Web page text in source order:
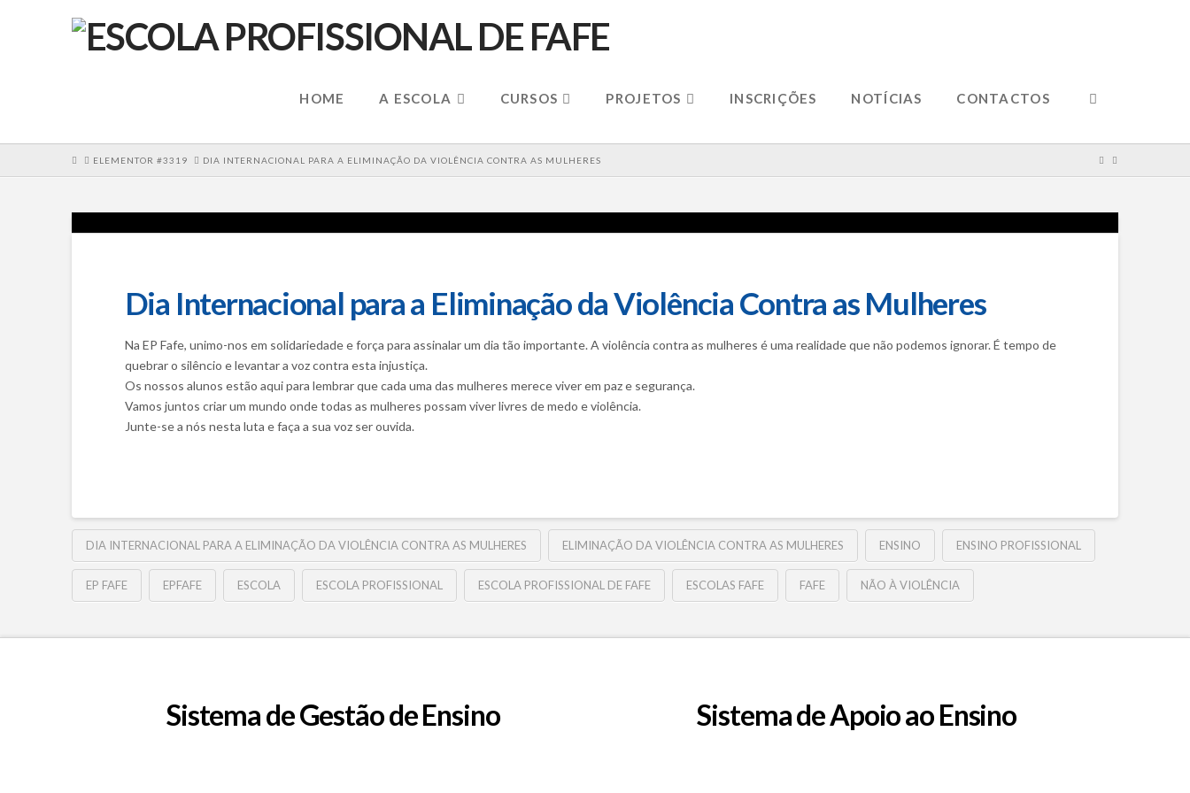
HOME A ESCOLA CURSOS PROJETOS INSCRIÇÕES NOTÍCIAS CONTACTOS
HOMEELEMENTOR #3319 DIA INTERNACIONAL PARA A ELIMINAÇÃO DA VIOLÊNCIA CONTRA AS MULHERES
Dia Internacional para a Eliminação da Violência Contra as Mulheres
Na EP Fafe, unimo-nos em solidariedade e força para assinalar um dia tão importante. A violência contra as mulheres é uma realidade que não podemos ignorar. É tempo de
quebrar o silêncio e levantar a voz contra esta injustiça.
Os nossos alunos estão aqui para lembrar que cada uma das mulheres merece viver em paz e segurança.
Vamos juntos criar um mundo onde todas as mulheres possam viver livres de medo e violência.
Junte-se a nós nesta luta e faça a sua voz ser ouvida.
DIA INTERNACIONAL PARA A ELIMINAÇÃO DA VIOLÊNCIA CONTRA AS MULHERES ELIMINAÇÃO DA VIOLÊNCIA CONTRA AS MULHERES ENSINO ENSINO PROFISSIONAL
EP FAFE EPFAFE ESCOLA ESCOLA PROFISSIONAL ESCOLA PROFISSIONAL DE FAFE ESCOLAS FAFE FAFE NÃO À VIOLÊNCIA
Sistema de Gestão de Ensino Sistema de Apoio ao Ensino